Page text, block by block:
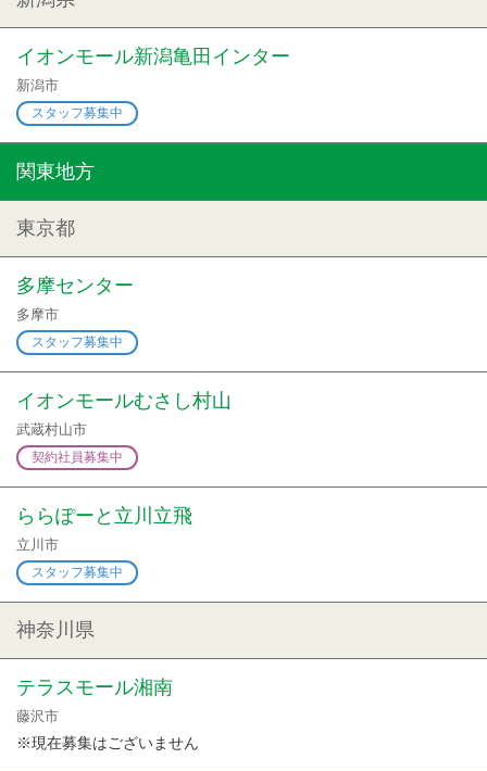
新潟市
イオンモール新潟亀田インター
スタッフ募集中
関東地方
東京都
多摩市
多摩センター
スタッフ募集中
武蔵村山市
イオンモールむさし村山
契約社員募集中
立川市
ららぽーと立川立飛
スタッフ募集中
神奈川県
藤沢市
テラスモール湘南
※現在募集はございません